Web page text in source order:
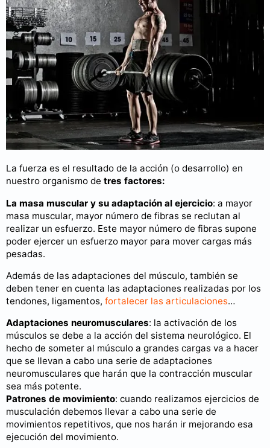
La fuerza es el resultado de la acción (o desarrollo) en
nuestro organismo de tres factores:
La masa muscular y su adaptación al ejercicio: a mayor
masa muscular, mayor número de fibras se reclutan al
realizar un esfuerzo. Este mayor número de fibras supone
poder ejercer un esfuerzo mayor para mover cargas más
pesadas.
Además de las adaptaciones del músculo, también se
deben tener en cuenta las adaptaciones realizadas por los
tendones, ligamentos, fortalecer las articulaciones…
Adaptaciones neuromusculares: la activación de los
músculos se debe a la acción del sistema neurológico. El
hecho de someter al músculo a grandes cargas va a hacer
que se llevan a cabo una serie de adaptaciones
neuromusculares que harán que la contracción muscular
sea más potente.
Patrones de movimiento: cuando realizamos ejercicios de
musculación debemos llevar a cabo una serie de
movimientos repetitivos, que nos harán ir mejorando esa
ejecución del movimiento.